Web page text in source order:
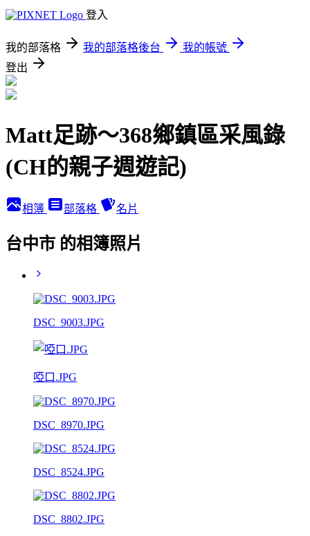
登入
我的部落格 我的部落格後台
我的帳號
登出
Matt足跡～368鄉鎮區采風錄
(CH的親子週遊記)
相簿 部落格 名片
台中市 的相簿照片
DSC_9003.JPG
啞口.JPG
DSC_8970.JPG
DSC_8524.JPG
DSC_8802.JPG